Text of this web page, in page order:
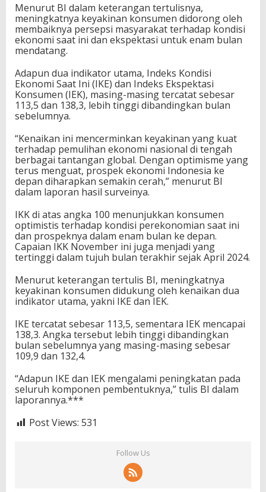
Menurut BI dalam keterangan tertulisnya,
meningkatnya keyakinan konsumen didorong oleh
membaiknya persepsi masyarakat terhadap kondisi
ekonomi saat ini dan ekspektasi untuk enam bulan
mendatang.
Adapun dua indikator utama, Indeks Kondisi
Ekonomi Saat Ini (IKE) dan Indeks Ekspektasi
Konsumen (IEK), masing-masing tercatat sebesar
113,5 dan 138,3, lebih tinggi dibandingkan bulan
sebelumnya.
“Kenaikan ini mencerminkan keyakinan yang kuat
terhadap pemulihan ekonomi nasional di tengah
berbagai tantangan global. Dengan optimisme yang
terus menguat, prospek ekonomi Indonesia ke
depan diharapkan semakin cerah,” menurut BI
dalam laporan hasil surveinya.
IKK di atas angka 100 menunjukkan konsumen
optimistis terhadap kondisi perekonomian saat ini
dan prospeknya dalam enam bulan ke depan.
Capaian IKK November ini juga menjadi yang
tertinggi dalam tujuh bulan terakhir sejak April 2024.
Menurut keterangan tertulis BI, meningkatnya
keyakinan konsumen didukung oleh kenaikan dua
indikator utama, yakni IKE dan IEK.
IKE tercatat sebesar 113,5, sementara IEK mencapai
138,3. Angka tersebut lebih tinggi dibandingkan
bulan sebelumnya yang masing-masing sebesar
109,9 dan 132,4.
“Adapun IKE dan IEK mengalami peningkatan pada
seluruh komponen pembentuknya,” tulis BI dalam
laporannya.***
Post Views: 531
Follow Us